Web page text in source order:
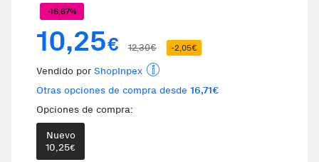
-16,67%
10,25€ 12,30€ -2,05€
Vendido por ShopInpex
Otras opciones de compra desde 16,71€
Opciones de compra:
Nuevo
10,25€